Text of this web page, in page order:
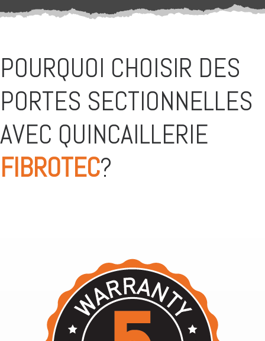
POURQUOI CHOISIR DES
PORTES SECTIONNELLES
AVEC QUINCAILLERIE
FIBROTEC?